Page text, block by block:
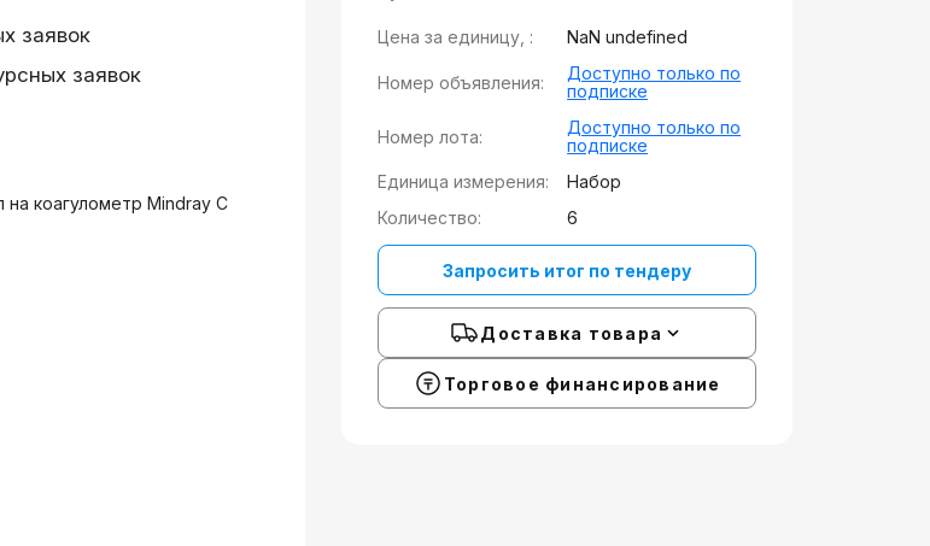
заявок
заявок
коагулометр Mindray C
Цена за единицу, : NaN undefined
Номер объявления:
Доступно только по
подписке
Номер лота:
Доступно только по
подписке
Единица измерения:
Набор
Количество:
6
Запросить итог по тендеру
Доставка товара
Торговое финансирование